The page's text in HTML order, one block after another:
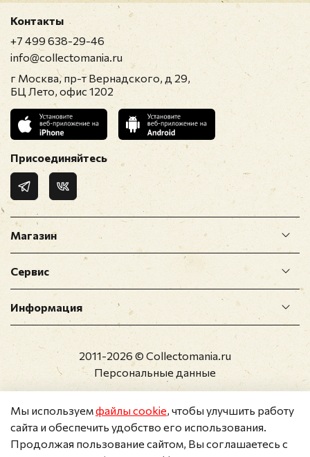
Магазин
Сервис
Информация
Контакты
+7 499 638-29-46
info@collectomania.ru
г Москва, пр-т Вернадского, д 29,
БЦ Лето, офис 1202
Присоединяйтесь
2011-2026 © Collectomania.ru
Персональные данные
Мы используемфайлы cookie, чтобы улучшить работу
сайта и обеспечить удобство его использования.
Продолжая пользование сайтом, Вы соглашаетесь с